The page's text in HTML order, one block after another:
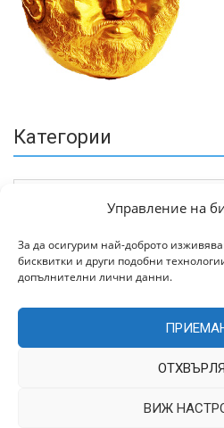
Управление на
За да осигурим най-доброто
бисквитки и други подобни
допълнителни лични данни.
ВИЖ
Категории
Архив